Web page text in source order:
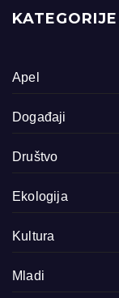
KATEGORIJE
Apel
Događaji
Društvo
Ekologija
Kultura
Mladi